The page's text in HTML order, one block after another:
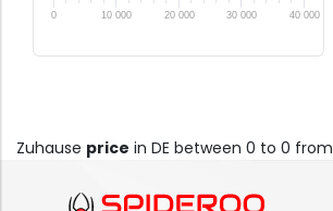
0 10 000 20 000 30 000 40 000
Zuhause price in DE between 0 to 0 from